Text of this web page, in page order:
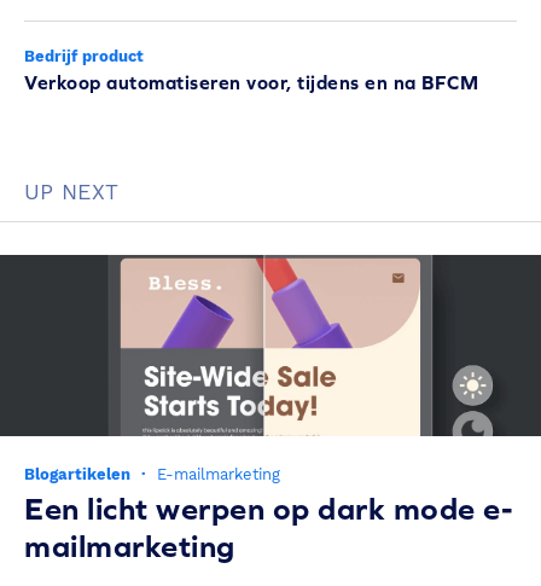
Bedrijf product
Verkoop automatiseren voor, tijdens en na BFCM
UP NEXT
Blogartikelen · E-mailmarketing
Een licht werpen op dark mode e-
mailmarketing